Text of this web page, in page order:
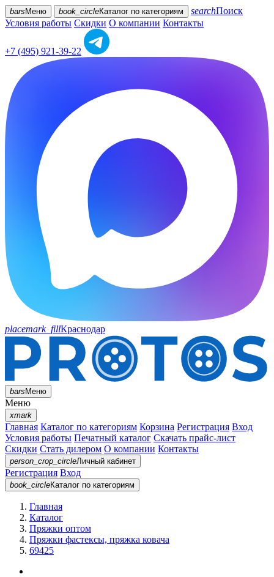
bars Меню book_circleКаталог по категориям searchПоиск
Условия работы Скидки О компании Контакты
+7 (495) 921-39-22
placemark_fillКраснодар
barsМеню
Меню
xmark
Главная Каталог по категориям Корзина Регистрация Вход
Условия работы Печатный каталог Скачать прайс-лист
Скидки Стать дилером О компании Контакты
person_crop_circleЛичный кабинет
Регистрация Вход
book_circleКаталог по категориям
Главная
Каталог
Пряжки оптом
Пряжки фастексы, пряжка ковача
69425